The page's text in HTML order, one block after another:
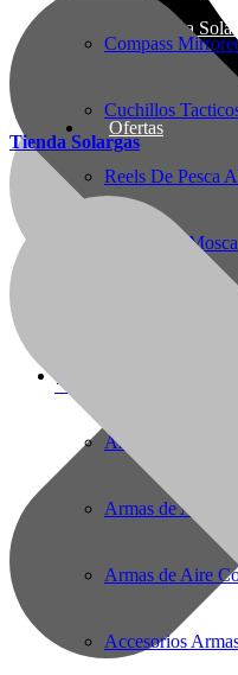
Nueva línea
56(61)2221727
E-Mail:
Compass
Cuchillos
Reels De Pesca
Pesca Con Mosca
Monturas para
Armas de Aire
Armas de Aire
Armas de Aire
Accesorios
Ofertas
Tienda Solargas